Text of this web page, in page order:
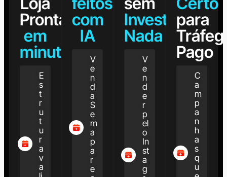
Pronta
em
minutos
E
s
t
r
u
t
u
r
a
v
a
com
IA
V
e
n
d
a
S
e
m
a
p
a
r
e
Investir
Nada
V
e
n
d
e
r
p
el
o
In
st
a
g
para
Pago
C
a
m
p
a
n
h
a
s
q
u